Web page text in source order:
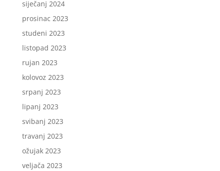
siječanj 2024
prosinac 2023
studeni 2023
listopad 2023
rujan 2023
kolovoz 2023
srpanj 2023
lipanj 2023
svibanj 2023
travanj 2023
ožujak 2023
veljača 2023